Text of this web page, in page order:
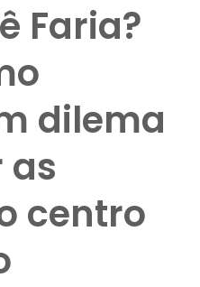
Faria?
dilema
as
centro